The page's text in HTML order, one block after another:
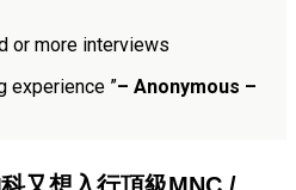
or more interviews
experience ”– Anonymous –